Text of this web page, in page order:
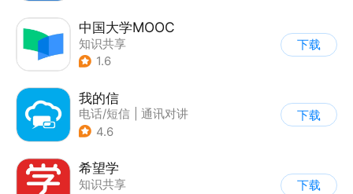
中国大学MOOC
知识共享
1.6
下载
我的信
电话/短信
通讯对讲
4.6
下载
希望学
知识共享
下载